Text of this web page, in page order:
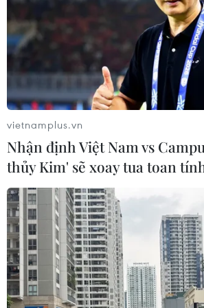
vietnamplus.vn
Nhận định Việt Nam vs
thủy Kim' sẽ xoay tua toan